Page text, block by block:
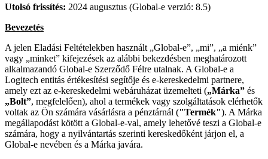
Utolsó frissítés: 2024 augusztus (Global-e verzió: 8.5)
Bevezetés
A jelen Eladási Feltételekben használt „Global-e”, „mi”, „a miénk”
vagy „minket” kifejezések az alábbi bekezdésben meghatározott
alkalmazandó Global-e Szerződő Félre utalnak. A Global-e a
Logitech entitás értékesítési segítője és e-kereskedelmi partnere,
amely ezt az e-kereskedelmi webáruházat üzemelteti („Márka” és
„Bolt”, megfelelően), ahol a termékek vagy szolgáltatások elérhetők
voltak az Ön számára vásárlásra a pénztárnál ("Termék"). A Márka
megállapodást kötött a Global-e-val, amely lehetővé teszi a Global-e
számára, hogy a nyilvántartás szerinti kereskedőként járjon el, a
Global-e nevében és a Márka javára.